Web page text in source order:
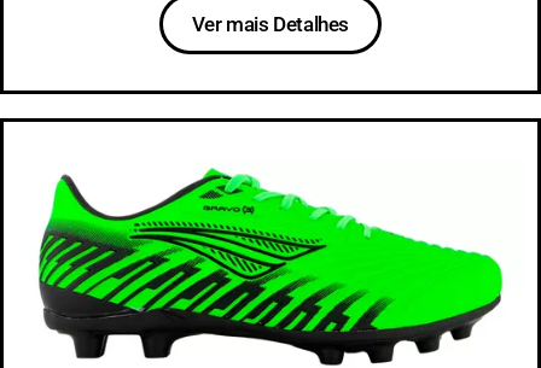
Ver mais Detalhes